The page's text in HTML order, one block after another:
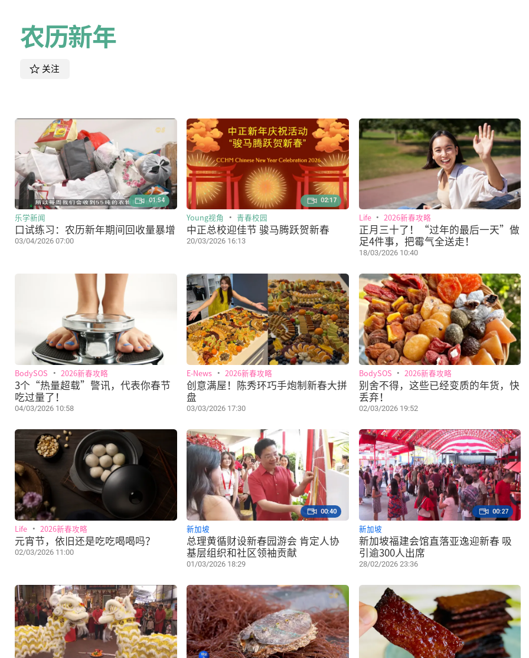
农历新年
关注
口试练习：农历新年期间回收量暴增
乐学新闻
03/04/2026 07:00
01:54
中正总校迎佳节 骏马腾跃贺新春
Young视角 青春校园
20/03/2026 16:13
02:17
正月三十了！“过年的最后一天”做
足4件事，把霉气全送走！
Life 2026新春攻略
18/03/2026 10:40
3个“热量超载”警讯，代表你春节
吃过量了！
BodySOS 2026新春攻略
04/03/2026 10:58
创意满屋！陈秀环巧手炮制新春大拼
盘
E-News 2026新春攻略
03/03/2026 17:30
别舍不得，这些已经变质的年货，快
丢弃！
BodySOS 2026新春攻略
02/03/2026 19:52
元宵节，依旧还是吃吃喝喝吗？
Life 2026新春攻略
02/03/2026 11:00
总理黄循财设新春园游会 肯定人协
基层组织和社区领袖贡献
新加坡
01/03/2026 18:29
00:40
新加坡福建会馆直落亚逸迎新春 吸
引逾300人出席
新加坡
28/02/2026 23:36
00:27